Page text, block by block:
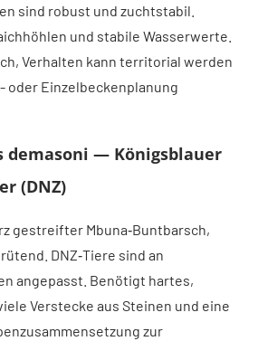
sind robust und zuchtstabil.
und stabile Wasserwerte.
Verhalten kann territorial werden
oder Einzelbeckenplanung
demasoni — Königsblauer
(DNZ)
gestreifter Mbuna‑Buntbarsch,
DNZ‑Tiere sind an
angepasst. Benötigt hartes,
Verstecke aus Steinen und eine
zur